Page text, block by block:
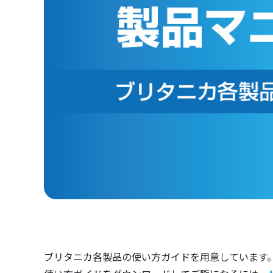
ブリタニカ各製品の使い方ガイドを用意しています